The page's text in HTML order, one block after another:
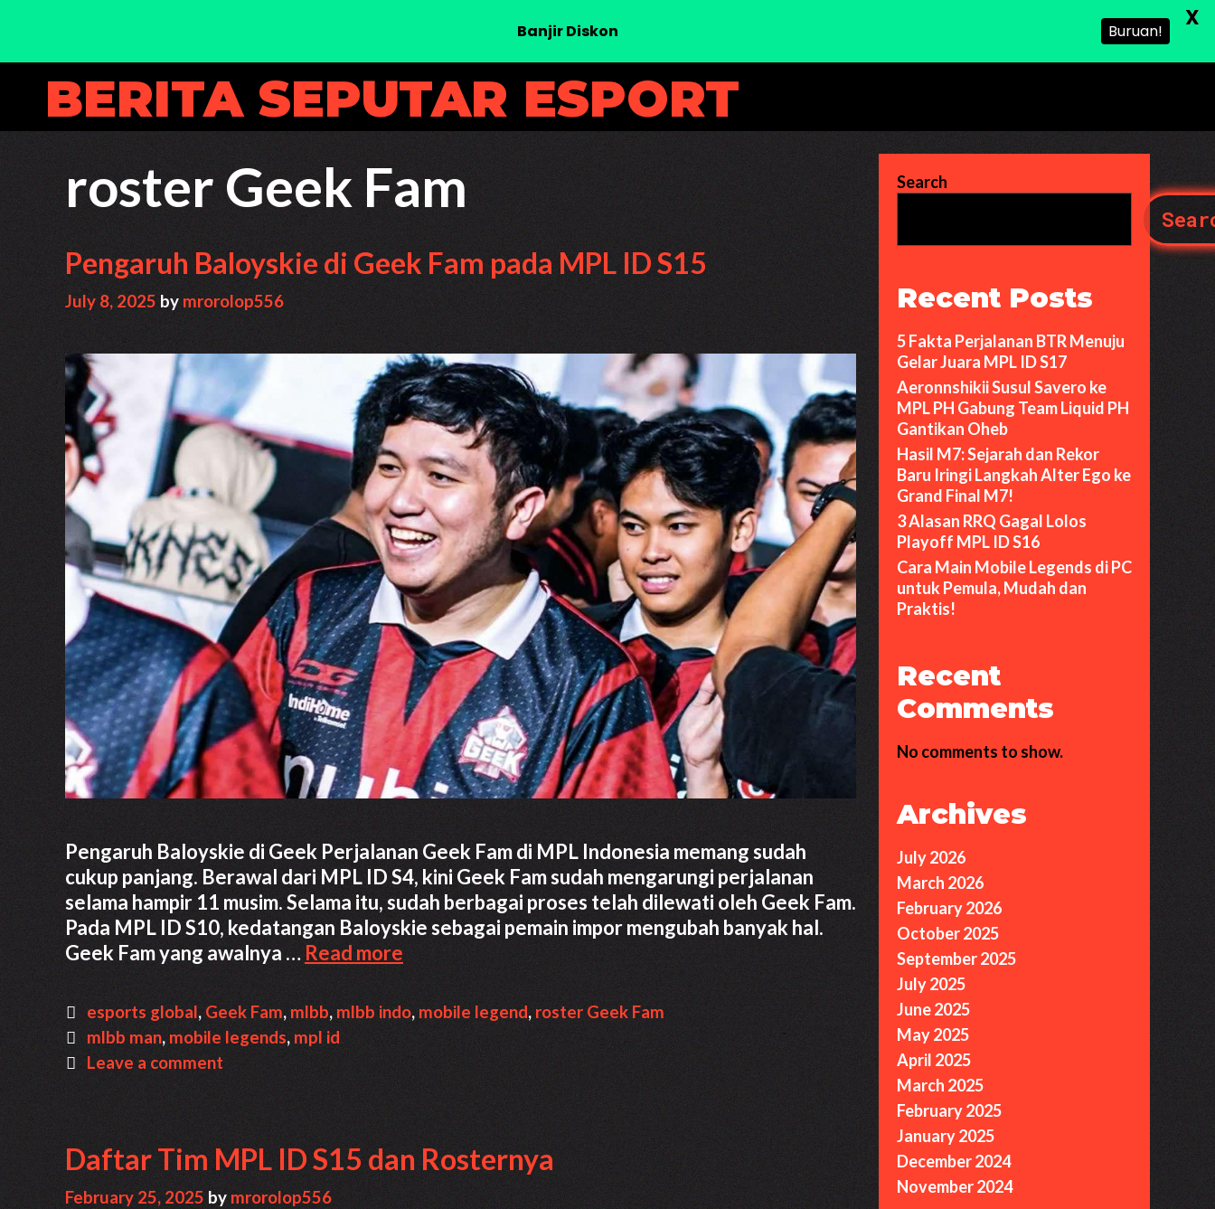
contentBERITA SEPUTAR ESPORT
roster Geek Fam
Pengaruh Baloyskie di Geek Fam pada MPL ID S15
July 8, 2025 bymrorolop556
Pengaruh Baloyskie di Geek Perjalanan Geek Fam di MPL Indonesia memang sudah
cukup panjang. Berawal dari MPL ID S4, kini Geek Fam sudah mengarungi perjalanan
selama hampir 11 musim. Selama itu, sudah berbagai proses telah dilewati oleh Geek Fam.
Pada MPL ID S10, kedatangan Baloyskie sebagai pemain impor mengubah banyak hal.
Geek Fam yang awalnya …Read more
Baloyskie
Geek
Fam
pada
MPL
ID
S15
Categories
esports global, Geek Fam, mlbb, mlbb indo, mobile legend, roster Geek Fam
Tags
mlbb man, mobile legends,mpl id
Leave a comment
Daftar Tim MPL ID S15 dan Rosternya
February 25, 2025 by mrorolop556
Search
Recent Posts
5 Fakta Perjalanan BTR Menuju
Gelar Juara MPL ID S17
Aeronnshikii Susul Savero ke
MPL PH Gabung Team Liquid PH
Gantikan Oheb
Hasil M7: Sejarah dan Rekor
Baru Iringi Langkah Alter Ego ke
Grand Final M7!
3 Alasan RRQ Gagal Lolos
Playoff MPL ID S16
Cara Main Mobile Legends di PC
untuk Pemula, Mudah dan
Praktis!
Recent
Comments
No comments to show.
Archives
July 2026
March 2026
February 2026
October 2025
September 2025
July 2025
June 2025
May 2025
April 2025
March 2025
February 2025
January 2025
December 2024
November 2024
Banjir Diskon Buruan! X